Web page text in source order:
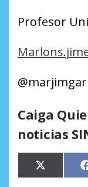
Profesor
@marjimgar
Caiga
noticias
Compartir
en
X
(Twitter)